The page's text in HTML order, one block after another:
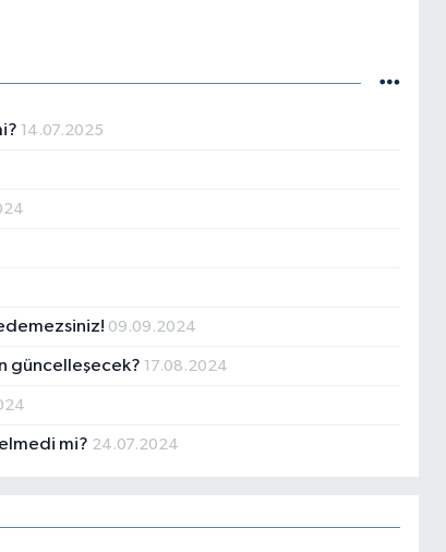
14.07.2025
09.09.2024
güncelleşecek? 17.08.2024
mi? 24.07.2024